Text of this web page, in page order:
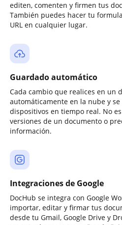
editen, comenten y firmen tus
También puedes hacer tu
URL en cualquier lugar.
Guardado automático
Cada cambio que realices en un
automáticamente en la nube y
dispositivos en tiempo real. No
versiones de un documento o
información.
Integraciones de Google
DocHub se integra con Google
importar, editar y firmar tus
desde tu Gmail, Google Drive y